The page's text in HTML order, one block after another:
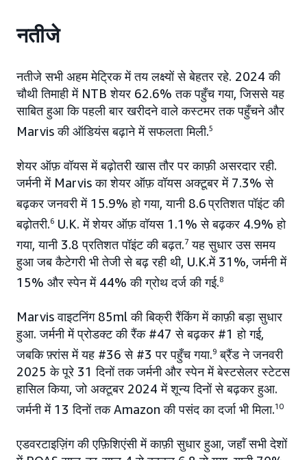
नतीजे
नतीजे सभी अहम मेट्रिक में तय लक्ष्यों से बेहतर रहे. 2024 की
चौथी तिमाही में NTB शेयर 62.6% तक पहुँच गया, जिससे यह
साबित हुआ कि पहली बार खरीदने वाले कस्टमर तक पहुँचने और
Marvis की ऑडियंस बढ़ाने में सफलता मिली.5
शेयर ऑफ़ वॉयस में बढ़ोतरी खास तौर पर काफ़ी असरदार रही.
जर्मनी में Marvis का शेयर ऑफ़ वॉयस अक्टूबर में 7.3% से
बढ़कर जनवरी में 15.9% हो गया, यानी 8.6प्रतिशत पॉइंट की
बढ़ोतरी.6 U.K. में शेयर ऑफ़ वॉयस 1.1% से बढ़कर 4.9% हो
गया, यानी 3.8 प्रतिशत पॉइंट की बढ़त.7 यह सुधार उस समय
हुआ जब कैटेगरी भी तेजी से बढ़ रही थी, U.K.में 31%, जर्मनी में
15% और स्पेन में 44% की ग्रोथ दर्ज की गई.8
Marvis वाइटनिंग 85ml की बिक्री रैंकिंग में काफ़ी बड़ा सुधार
हुआ. जर्मनी में प्रोडक्ट की रैंक #47 से बढ़कर #1 हो गई,
जबकि फ़्रांस में यह #36 से #3 पर पहुँच गया.9 ब्रैंड ने जनवरी
2025 के पूरे 31 दिनों तक जर्मनी और स्पेन में बेस्टसेलर स्टेटस
हासिल किया, जो अक्टूबर 2024 में शून्य दिनों से बढ़कर हुआ.
जर्मनी में 13 दिनों तक Amazon की पसंद का दर्जा भी मिला.10
एडवरटाइज़िंग की एफ़िशिएंसी में काफ़ी सुधार हुआ, जहाँ सभी देशों